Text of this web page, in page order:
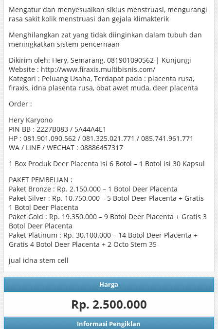
Mengatur dan menyesuaikan siklus menstruasi, mengurangi
rasa sakit kolik menstruasi dan gejala klimakterik
Menghilangkan zat yang tidak diinginkan dalam tubuh dan
meningkatkan sistem pencernaan
Dikirim oleh: Hery, Semarang, 081901090562 | Kunjungi
Website : http://www.firaxis.multibisnis.com/
Kategori : Peluang Usaha, Terdapat pada : placenta rusa,
firaxis, idna plasenta rusa, obat awet muda, deer placenta
Order :
Hery Karyono
PIN BB : 2227B083 / 5A44A4E1
HP : 081.901.090.562 / 081.325.021.771 / 085.741.961.771
WA / LINE / WECHAT : 08886457317
1 Box Produk Deer Placenta isi 6 Botol – 1 Botol isi 30 Kapsul
PAKET PEMBELIAN :
Paket Bronze : Rp. 2.150.000 – 1 Botol Deer Placenta
Paket Silver : Rp. 10.750.000 – 5 Botol Deer Placenta + Gratis
1 Botol Deer Placenta
Paket Gold : Rp. 19.350.000 – 9 Botol Deer Placenta + Gratis 3
Botol Deer Placenta
Paket Platinum : Rp. 30.100.000 – 14 Botol Deer Placenta +
Gratis 4 Botol Deer Placenta + 2 Octo Stem 35
jual idna stem cell
Harga
Rp. 2.500.000
Informasi Pengiklan